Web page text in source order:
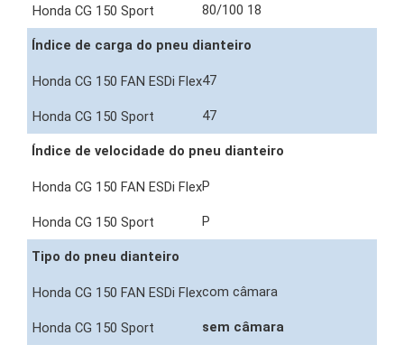
80/100 18
Índice de carga do pneu dianteiro
47
47
Índice de velocidade do pneu dianteiro
P
P
Tipo do pneu dianteiro
com câmara
sem câmara